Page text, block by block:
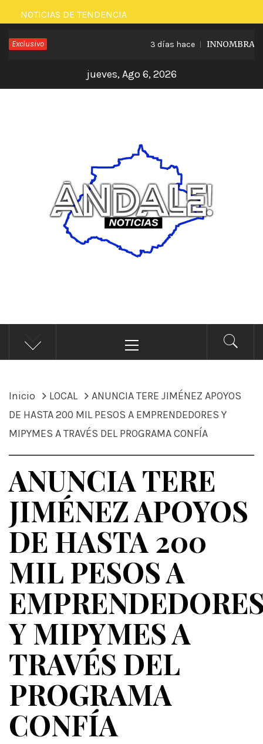
Saltar
al
contenido
NOTICIAS DE TENDENCIA
Exclusivo 3 días hace
jueves, Ago 6, 2026
ÁNDALE NOTICIAS
Noticias
principal
Inicio LOCAL
ANUNCIA TERE JIMÉNEZ APOYOS
DE HASTA 200 MIL PESOS A EMPRENDEDORES Y
MIPYMES A TRAVÉS DEL PROGRAMA CONFÍA
ANUNCIA TERE
JIMÉNEZ APOYOS
DE HASTA 200
MIL PESOS A
Y MIPYMES A
TRAVÉS DEL
PROGRAMA
CONFÍA